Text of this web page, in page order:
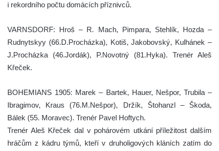
i rekordního počtu domácích příznivců.
VARNSDORF: Hroš – R. Mach, Pimpara, Stehlík, Hozda –
Rudnytskyy (66.D.Procházka), Kotiš, Jakobovský, Kulhánek –
J.Procházka (46.Jordák), P.Novotný (81.Hyka). Trenér Aleš
Křeček.
BOHEMIANS 1905: Marek – Bartek, Hauer, Nešpor, Trubila –
Ibragimov, Kraus (76.M.Nešpor), Držík, Štohanzl – Škoda,
Bálek (55. Moravec). Trenér Pavel Hoftych.
Trenér Aleš Křeček dal v pohárovém utkání příležitost dalším
hráčům z kádru týmů, kteří v druholigových kláních zatím do